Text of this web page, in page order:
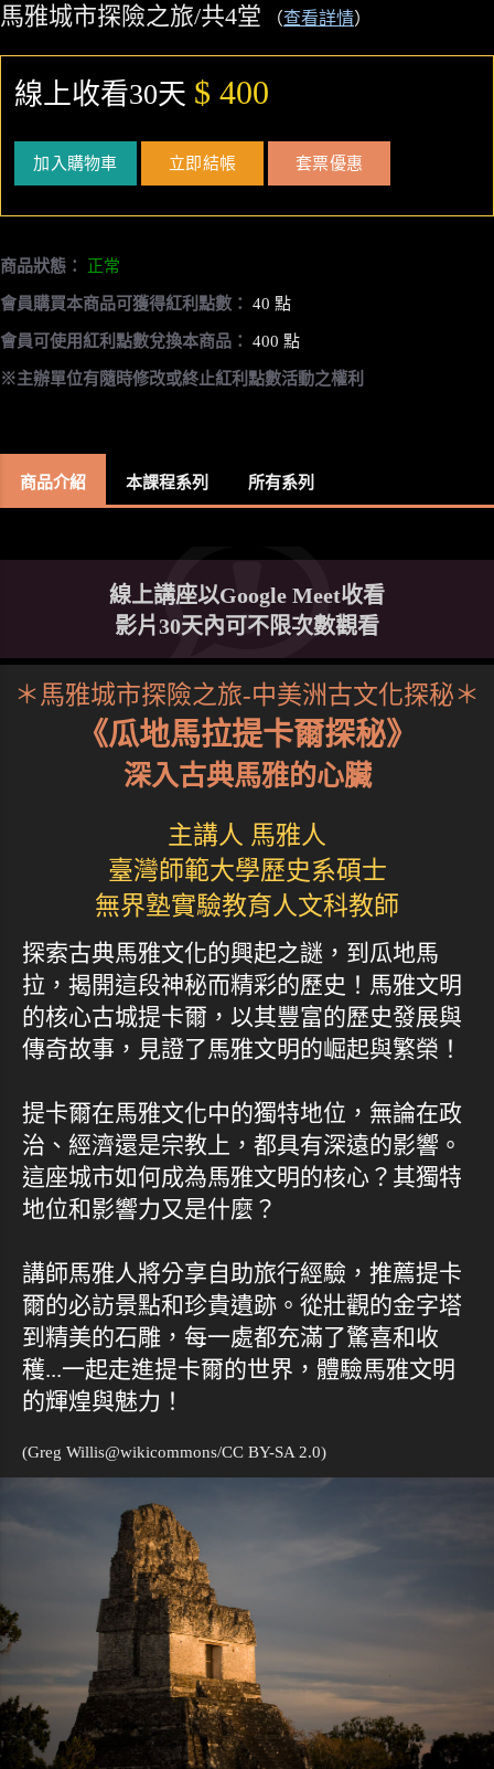
馬雅城市探險之旅/共4堂 （查看詳情）
線上收看30天 $ 400
加入購物車 立即結帳 套票優惠
商品狀態： 正常
會員購買本商品可獲得紅利點數： 40 點
會員可使用紅利點數兌換本商品： 400 點
※主辦單位有隨時修改或終止紅利點數活動之權利
商品介紹 本課程系列 所有系列
線上講座以Google Meet收看
影片30天內可不限次數觀看
＊馬雅城市探險之旅-中美洲古文化探秘＊
《瓜地馬拉提卡爾探秘》
深入古典馬雅的心臟
主講人 馬雅人
臺灣師範大學歷史系碩士
無界塾實驗教育人文科教師
探索古典馬雅文化的興起之謎，到瓜地馬
拉，揭開這段神秘而精彩的歷史！馬雅文明
的核心古城提卡爾，以其豐富的歷史發展與
傳奇故事，見證了馬雅文明的崛起與繁榮！
提卡爾在馬雅文化中的獨特地位，無論在政
治、經濟還是宗教上，都具有深遠的影響。
這座城市如何成為馬雅文明的核心？其獨特
地位和影響力又是什麼？
講師馬雅人將分享自助旅行經驗，推薦提卡
爾的必訪景點和珍貴遺跡。從壯觀的金字塔
到精美的石雕，每一處都充滿了驚喜和收
穫...一起走進提卡爾的世界，體驗馬雅文明
的輝煌與魅力！
(Greg Willis@wikicommons/CC BY-SA 2.0)